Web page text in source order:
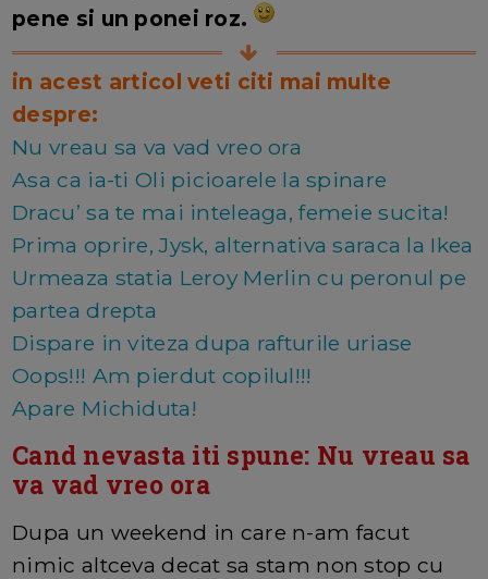
pene si un ponei roz.
in acest articol veti citi mai multe
despre:
Nu vreau sa va vad vreo ora
Asa ca ia-ti Oli picioarele la spinare
Dracu’ sa te mai inteleaga, femeie sucita!
Prima oprire, Jysk, alternativa saraca la Ikea
Urmeaza statia Leroy Merlin cu peronul pe
partea drepta
Dispare in viteza dupa rafturile uriase
Oops!!! Am pierdut copilul!!!
Apare Michiduta!
Cand nevasta iti spune: Nu vreau sa
va vad vreo ora
Dupa un weekend in care n-am facut
nimic altceva decat sa stam non stop cu